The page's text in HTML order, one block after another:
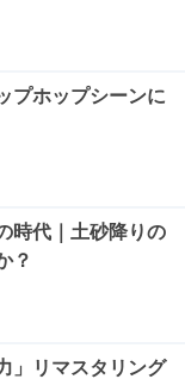
プホップシーンに
時代｜土砂降りの
？
」リマスタリング